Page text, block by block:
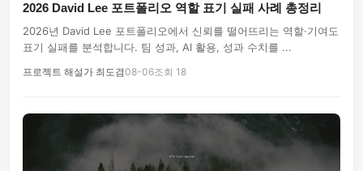
2026 David Lee 포트폴리오 역할 표기 실패 사례 총정리
2026년 David Lee 포트폴리오에서 신뢰를 떨어뜨리는 역할·기여도
표기 실패를 분석합니다. 팀 성과, AI 활용, 성과 수치를 ...
프로젝트 해설가 최도겸08-06조회 18